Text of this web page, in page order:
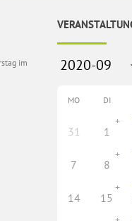
im
MO DI
31 1
+
7 8
+
14 15
+